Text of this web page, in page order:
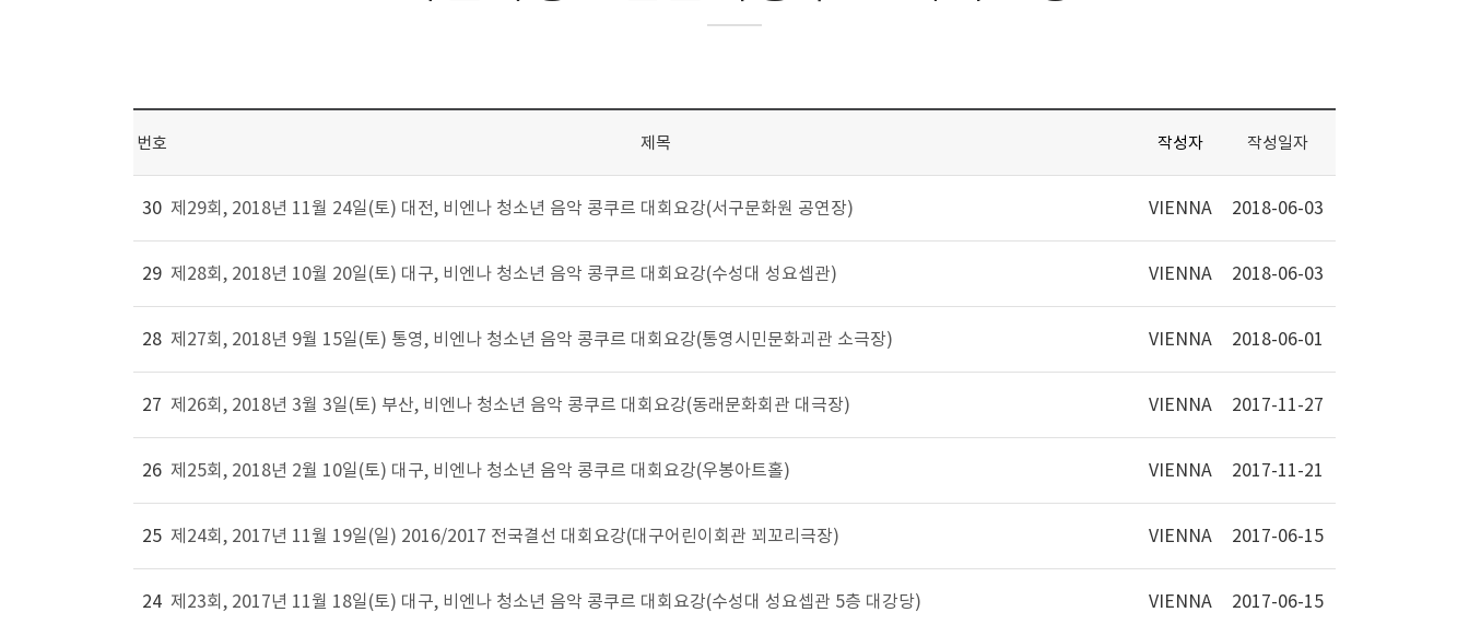
번호 제목 작성자 작성일자
30 제29회, 2018년 11월 24일(토) 대전, 비엔나 청소년 음악 콩쿠르 대회요강(서구문화원 공연장) VIENNA 2018-06-03
29 제28회, 2018년 10월 20일(토) 대구, 비엔나 청소년 음악 콩쿠르 대회요강(수성대 성요셉관) VIENNA 2018-06-03
28 제27회, 2018년 9월 15일(토) 통영, 비엔나 청소년 음악 콩쿠르 대회요강(통영시민문화괴관 소극장) VIENNA 2018-06-01
27 제26회, 2018년 3월 3일(토) 부산, 비엔나 청소년 음악 콩쿠르 대회요강(동래문화회관 대극장) VIENNA 2017-11-27
26 제25회, 2018년 2월 10일(토) 대구, 비엔나 청소년 음악 콩쿠르 대회요강(우봉아트홀) VIENNA 2017-11-21
25 제24회, 2017년 11월 19일(일) 2016/2017 전국결선 대회요강(대구어린이회관 꾀꼬리극장) VIENNA 2017-06-15
24 제23회, 2017년 11월 18일(토) 대구, 비엔나 청소년 음악 콩쿠르 대회요강(수성대 성요셉관 5층 대강당) VIENNA 2017-06-15